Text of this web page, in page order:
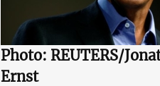
Photo: REUTERS/
Ernst